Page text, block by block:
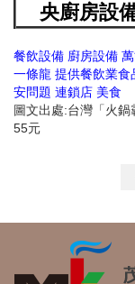
央廚房設
餐飲設備 廚房設備
一條龍 提供餐飲業食
安問題 連鎖店 美食
圖文出處:台灣「火
55元